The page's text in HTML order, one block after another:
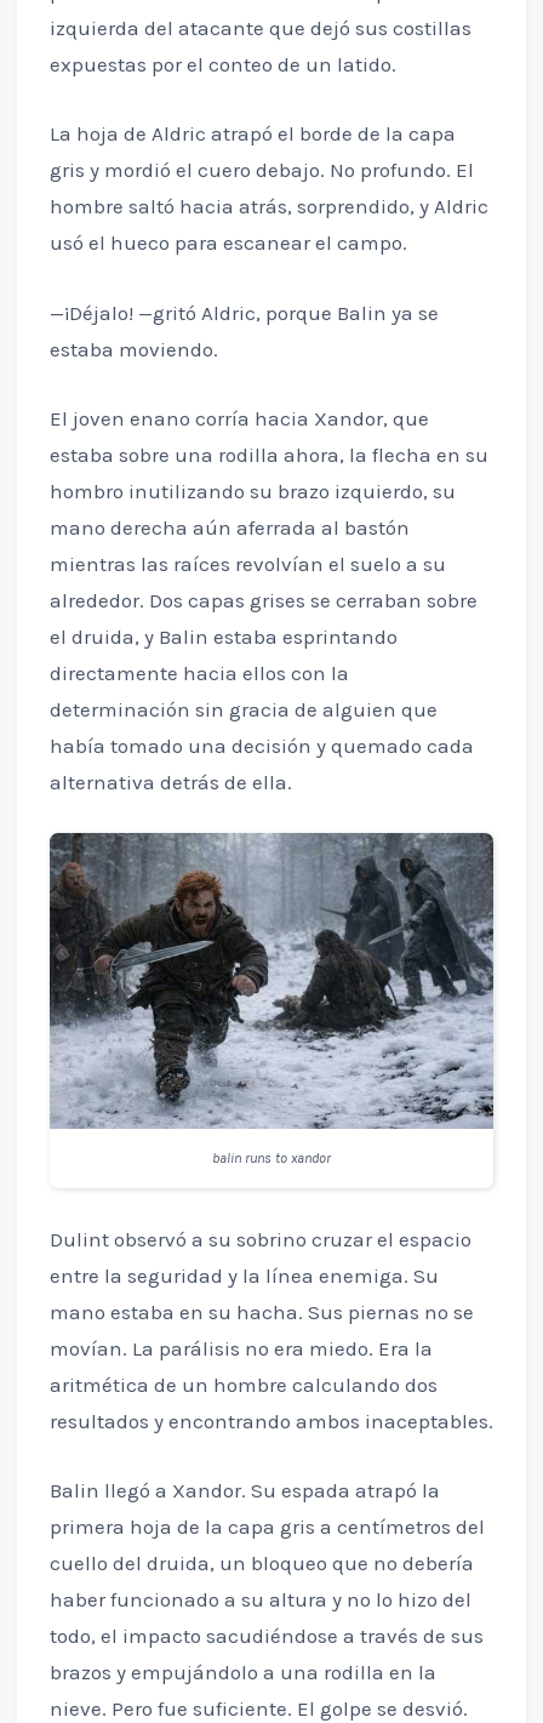
izquierda del atacante que dejó sus costillas
expuestas por el conteo de un latido.
La hoja de Aldric atrapó el borde de la capa
gris y mordió el cuero debajo. No profundo. El
hombre saltó hacia atrás, sorprendido, y Aldric
usó el hueco para escanear el campo.
—¡Déjalo! —gritó Aldric, porque Balin ya se
estaba moviendo.
El joven enano corría hacia Xandor, que
estaba sobre una rodilla ahora, la flecha en su
hombro inutilizando su brazo izquierdo, su
mano derecha aún aferrada al bastón
mientras las raíces revolvían el suelo a su
alrededor. Dos capas grises se cerraban sobre
el druida, y Balin estaba esprintando
directamente hacia ellos con la
determinación sin gracia de alguien que
había tomado una decisión y quemado cada
alternativa detrás de ella.
balin runs to xandor
Dulint observó a su sobrino cruzar el espacio
entre la seguridad y la línea enemiga. Su
mano estaba en su hacha. Sus piernas no se
movían. La parálisis no era miedo. Era la
aritmética de un hombre calculando dos
resultados y encontrando ambos inaceptables.
Balin llegó a Xandor. Su espada atrapó la
primera hoja de la capa gris a centímetros del
cuello del druida, un bloqueo que no debería
haber funcionado a su altura y no lo hizo del
todo, el impacto sacudiéndose a través de sus
brazos y empujándolo a una rodilla en la
nieve. Pero fue suficiente. El golpe se desvió.